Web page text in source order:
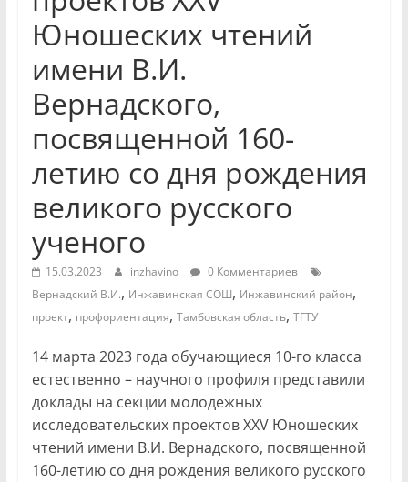
Юношеских чтений
имени В.И.
Вернадского,
посвященной 160-
летию со дня рождения
великого русского
ученого
15.03.2023 inzhavino
0 Комментариев
Вернадский В.И., Инжавинская СОШ, Инжавинский район,
проект, профориентация, Тамбовская область, ТГТУ
14 марта 2023 года обучающиеся 10-го класса
естественно – научного профиля представили
доклады на секции молодежных
исследовательских проектов XXV Юношеских
чтений имени В.И. Вернадского, посвященной
160-летию со дня рождения великого русского